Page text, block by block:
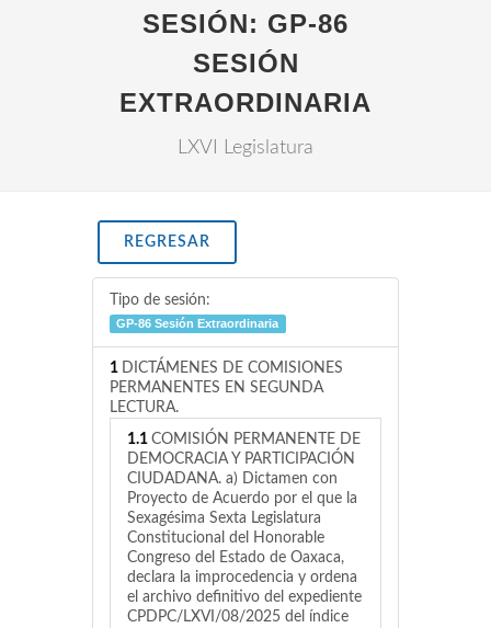
SESIÓN: GP-86
SESIÓN
EXTRAORDINARIA
LXVI Legislatura
REGRESAR
Tipo de sesión:
GP-86 Sesión Extraordinaria
1 DICTÁMENES DE COMISIONES
PERMANENTES EN SEGUNDA
LECTURA.
1.1 COMISIÓN PERMANENTE DE
DEMOCRACIA Y PARTICIPACIÓN
CIUDADANA. a) Dictamen con
Proyecto de Acuerdo por el que la
Sexagésima Sexta Legislatura
Constitucional del Honorable
Congreso del Estado de Oaxaca,
declara la improcedencia y ordena
el archivo definitivo del expediente
CPDPC/LXVI/08/2025 del índice